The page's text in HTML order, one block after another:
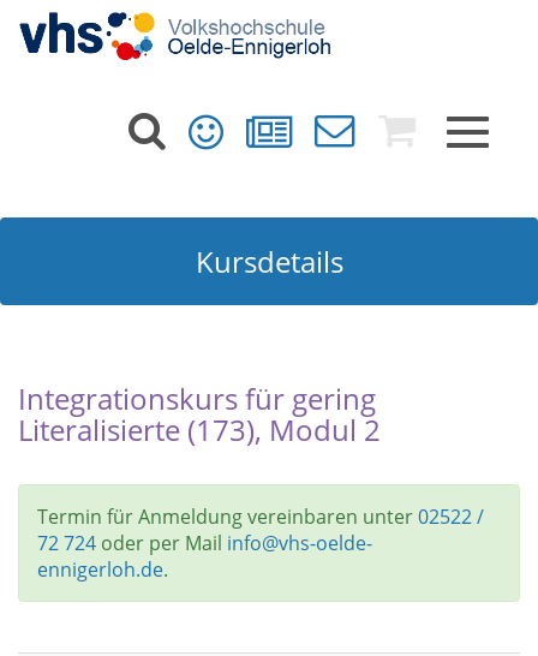
Toggle
Kursdetails
Integrationskurs für gering
Literalisierte (173), Modul 2
Termin für Anmeldung vereinbaren unter02522 /
72 724 oder per Mail info@vhs-oelde-
ennigerloh.de.